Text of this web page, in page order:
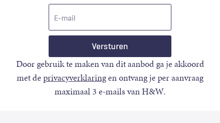
Door gebruik te maken van dit aanbod ga je akkoord
met deprivacyverklaringen ontvang je per aanvraag
maximaal 3 e-mails van H&W.